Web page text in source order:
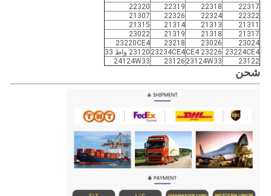
22317
22318
22319
22320
22322
22324
22326
21307
21311
21313
21314
21315
21317
21318
21319
23022
23024
23026
23218
23220CE4
23224CE4
23226 CE4
23234CE4 23120 واط 33
23122
23124W33
23126
24124W33
شحن